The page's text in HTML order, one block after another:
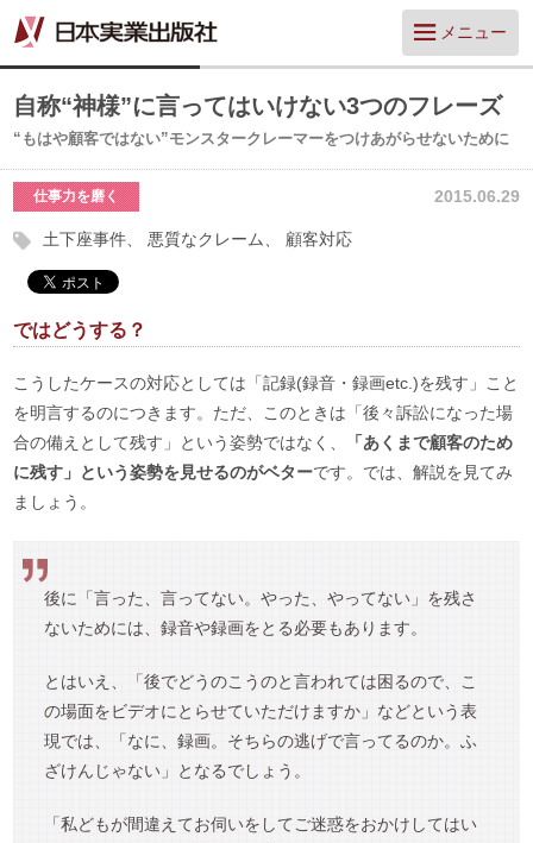
メニュー
自称“神様”に言ってはいけない3つのフレーズ
“もはや顧客ではない”モンスタークレーマーをつけあがらせないために
2015.06.29
仕事力を磨く
土下座事件 悪質なクレーム 顧客対応
ではどうする？
こうしたケースの対応としては「記録(録音・録画etc.)を残す」こと
を明言するのにつきます。ただ、このときは「後々訴訟になった場
合の備えとして残す」という姿勢ではなく、
「あくまで顧客のため
に残す」という姿勢を見せるのがベターです。では、解説を見てみ
ましょう。
後に「言った、言ってない。やった、やってない」を残さ
ないためには、録音や録画をとる必要もあります。
とはいえ、「後でどうのこうのと言われては困るので、こ
の場面をビデオにとらせていただけますか」などという表
現では、「なに、録画。そちらの逃げで言ってるのか。ふ
ざけんじゃない」となるでしょう。
「私どもが間違えてお伺いをしてご迷惑をおかけしてはい